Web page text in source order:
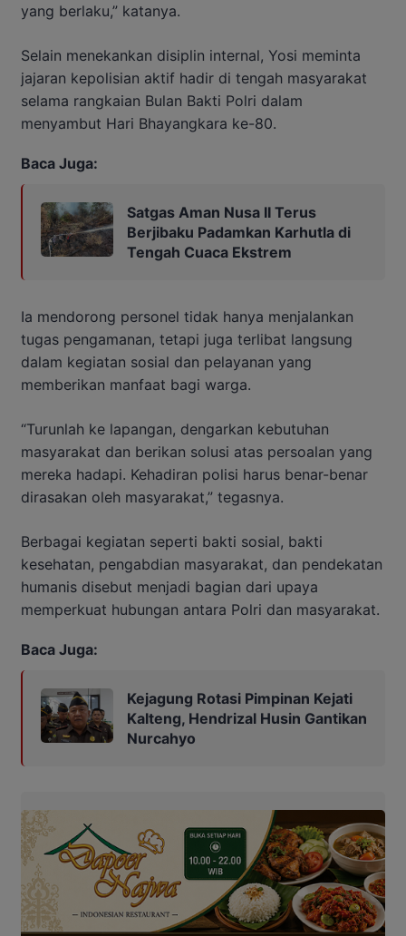
yang berlaku,” katanya.
Selain menekankan disiplin internal, Yosi meminta
jajaran kepolisian aktif hadir di tengah masyarakat
selama rangkaian Bulan Bakti Polri dalam
menyambut Hari Bhayangkara ke-80.
Baca Juga:
Satgas Aman Nusa II Terus
Berjibaku Padamkan Karhutla di
Tengah Cuaca Ekstrem
Ia mendorong personel tidak hanya menjalankan
tugas pengamanan, tetapi juga terlibat langsung
dalam kegiatan sosial dan pelayanan yang
memberikan manfaat bagi warga.
“Turunlah ke lapangan, dengarkan kebutuhan
masyarakat dan berikan solusi atas persoalan yang
mereka hadapi. Kehadiran polisi harus benar-benar
dirasakan oleh masyarakat,” tegasnya.
Berbagai kegiatan seperti bakti sosial, bakti
kesehatan, pengabdian masyarakat, dan pendekatan
humanis disebut menjadi bagian dari upaya
memperkuat hubungan antara Polri dan masyarakat.
Baca Juga:
Kejagung Rotasi Pimpinan Kejati
Kalteng, Hendrizal Husin Gantikan
Nurcahyo